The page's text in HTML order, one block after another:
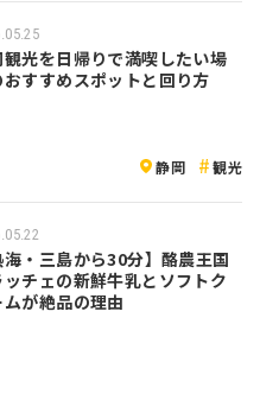
観光を日帰りで満喫したい場
おすすめスポットと回り方
静岡 観光
海・三島から30分】酪農王国
チェの新鮮牛乳とソフトク
ムが絶品の理由